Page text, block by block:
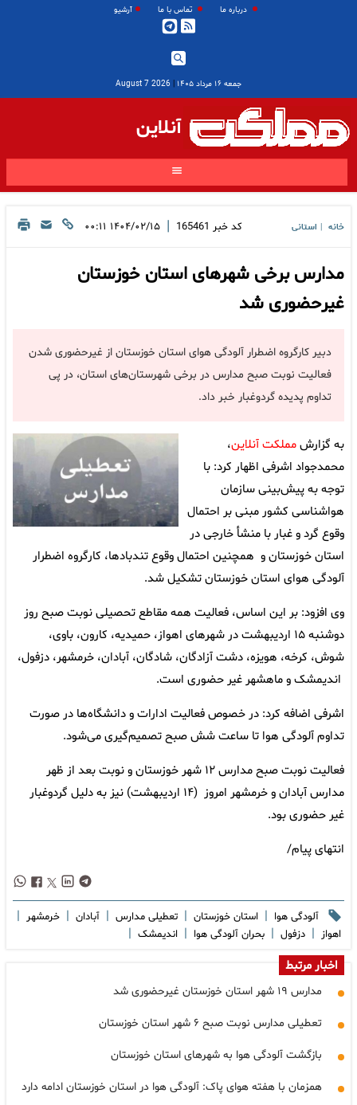
درباره ما تماس با ما آرشیو
جمعه ۱۶ مرداد ۱۴۰۵ |
2026 August 7
آنلاین
خانه استانی کد خبر 165461
| ۱۴۰۴/۰۲/۱۵ ۰۰:۱۱
مدارس برخی شهرهای استان خوزستان
غیرحضوری شد
دبیر کارگروه اضطرار آلودگی هوای استان خوزستان از غیرحضوری شدن
فعالیت نوبت صبح مدارس در برخی شهرستان‌های استان، در پی
تداوم پدیده گردوغبار خبر داد.
به گزارشمملکت آنلاین،
محمدجواد اشرفی اظهار کرد: با
توجه به پیش‌بینی سازمان
هواشناسی کشور مبنی بر احتمال
وقوع گرد و غبار با منشأ خارجی در
استان خوزستان و همچنین احتمال وقوع تندبادها، کارگروه اضطرار
آلودگی هوای استان خوزستان تشکیل شد.
وی افزود: بر این اساس، فعالیت همه مقاطع تحصیلی نوبت صبح روز
دوشنبه‌ ۱۵ اردیبهشت در شهرهای اهواز، حمیدیه، کارون، باوی،
شوش، کرخه، هویزه، دشت آزادگان، شادگان، آبادان، خرمشهر، دزفول،
اندیمشک و ماهشهر غیر حضوری است.
اشرفی اضافه کرد: در خصوص فعالیت ادارات و دانشگاه‌ها در صورت
تداوم آلودگی هوا تا ساعت شش صبح تصمیم‌گیری می‌شود.
فعالیت نوبت صبح مدارس ۱۲ شهر خوزستان و نوبت بعد از ظهر
مدارس آبادان و خرمشهر امروز (۱۴ اردیبهشت) نیز به دلیل گردوغبار
غیر حضوری بود.
انتهای پیام/
آلودگی هوا | استان خوزستان | تعطیلی مدارس | آبادان | خرمشهر |
اهواز | دزفول | بحران آلودگی هوا | اندیمشک |
اخبار مرتبط
مدارس ۱۹ شهر استان خوزستان غیرحضوری شد
تعطیلی مدارس نوبت صبح ۶ شهر استان خوزستان
بازگشت آلودگی هوا به شهرهای استان خوزستان
همزمان با هفته هوای پاک: آلودگی هوا در استان خوزستان ادامه دارد